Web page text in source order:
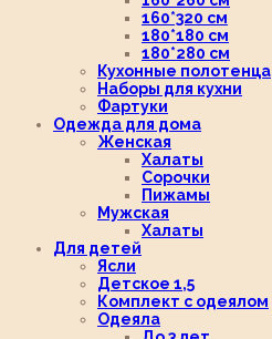
160*320 см
180*180 см
180*280 см
Кухонные полотенца
Наборы для кухни
Фартуки
Одежда для дома
Женская
Халаты
Сорочки
Пижамы
Мужская
Халаты
Для детей
Ясли
Детское 1,5
Комплект с одеялом
Одеяла